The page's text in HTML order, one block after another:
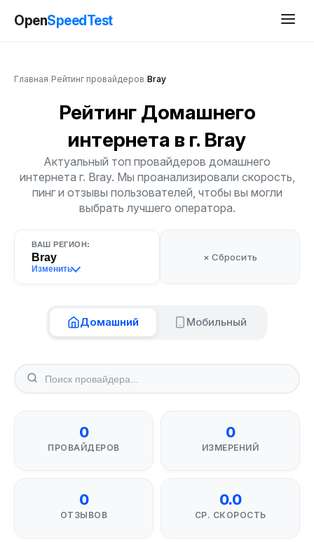
OpenSpeedTest
Главная Рейтинг провайдеров Bray
Рейтинг Домашнего
интернета в г. Bray
Актуальный топ провайдеров домашнего
интернета г. Bray. Мы проанализировали скорость,
пинг и отзывы пользователей, чтобы вы могли
выбрать лучшего оператора.
ВАШ РЕГИОН:
Bray
Изменить
× Сбросить
Домашний Мобильный
0
ПРОВАЙДЕРОВ
0
ИЗМЕРЕНИЙ
0
ОТЗЫВОВ
0.0
СР. СКОРОСТЬ